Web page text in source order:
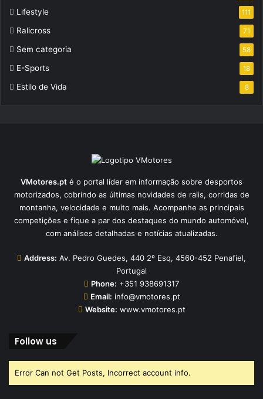
Lifestyle 111
Ralicross 71
Sem categoria 58
E-Sports 18
Estilo de Vida 8
VMotores.pt é o portal líder em informação sobre desportos
motorizados, cobrindo as últimas novidades de ralis, corridas de
montanha, velocidade e muito mais. Acompanhe as principais
competições e fique a par dos destaques do mundo automóvel,
com análises detalhadas e notícias atualizadas.
Address: Av. Pedro Guedes, 440 2º Esq, 4560-452 Penafiel,
Portugal
Phone: +351 938691317
Email: info@vmotores.pt
Website: www.vmotores.pt
Follow us
Error Can not Get Posts, Incorrect account info.